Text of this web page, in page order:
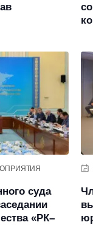
суда
«РК–